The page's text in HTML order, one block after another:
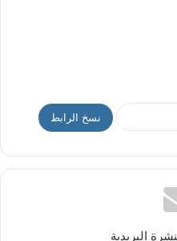
نسخ الرابط
البريدية